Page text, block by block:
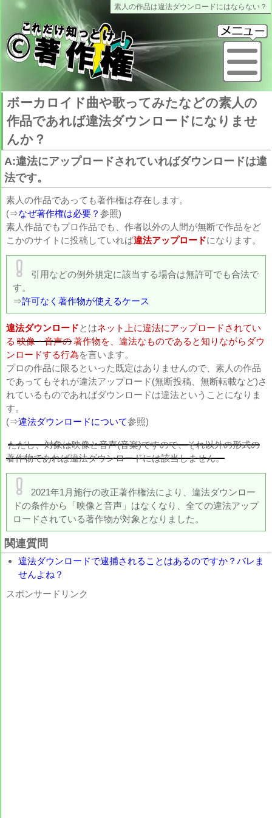
素人の作品は違法ダウンロードにはならない？
これだけ知っとけ著作権
ボーカロイド曲や歌ってみたなどの素人の
作品であれば違法ダウンロードになりませ
んか？
A:違法にアップロードされていればダウンロードは違
法です。
素人の作品であっても著作権は存在します。
(⇒なぜ著作権は必要？ 参照)
素人作品でもプロ作品でも、作者以外の人間が無断で作品をど
こかのサイトに投稿していれば違法アップロードになります。
引用などの例外規定に該当する場合は無許可でも合法で
す。
⇒許可なく著作物が使えるケース
違法ダウンロードとはネット上に違法にアップロードされてい
る 映像・音声の著作物を、違法なものであると知りながらダウ
ンロードする行為を言います。
プロの作品に限るといった既定はありませんので、素人の作品
であってもそれが違法アップロード(無断投稿、無断転載など)さ
れているものであればダウンロードは違法ということになりま
す。
(⇒違法ダウンロードについて参照)
ただし、対象は映像と音声(音楽)ですので、それ以外の形式の
著作物であれば違法ダウンロードには該当しません。
2021年1月施行の改正著作権法により、違法ダウンロー
ドの条件から「映像と音声」はなくなり、全ての違法アップ
ロードされている著作物が対象となりました。
関連質問
違法ダウンロードで逮捕されることはあるのですか？バレま
せんよね？
スポンサードリンク